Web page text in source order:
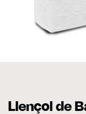
Llençol de